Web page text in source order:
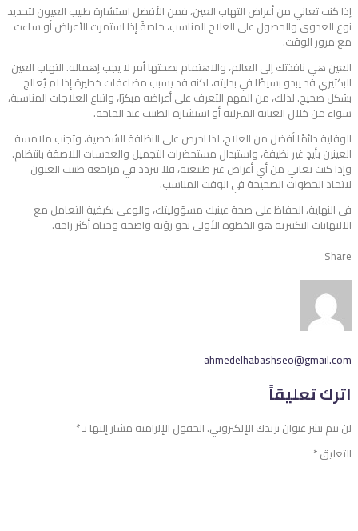
إذا كنت تعاني من أعراض التهاب العين، فمن الأفضل استشارة طبيب العيون لتحديد
نوع العدوى والحصول على العلاج المناسب، خاصةً إذا استمرت الأعراض أو ساءت
مع مرور الوقت.
العين هي نافذتك إلى العالم، والاهتمام بصحتها أمر لا يجب إهماله. التهاب العين
البكتيري قد يبدو بسيطًا في بدايته، لكنه قد يسبب مضاعفات خطيرة إذا لم يُعالج
بشكل صحيح. لذلك، من المهم التعرف على أعراضه مبكرًا، واتباع العلاجات المناسبة،
سواء من خلال العناية المنزلية أو استشارة الطبيب عند الحاجة.
الوقاية دائمًا أفضل من العلاج، لذا احرص على النظافة الشخصية، وتجنب ملامسة
العينين بأيدٍ غير نظيفة، واستبدال مستحضرات التجميل والعدسات اللاصقة بانتظام.
وإذا كنت تعاني من أي أعراض غير طبيعية، فلا تتردد في مراجعة طبيب العيون
لاتخاذ الخطوات الصحيحة في الوقت المناسب.
في النهاية، الحفاظ على صحة عينيك مسؤوليتك، والوعي بكيفية التعامل مع
الالتهابات البكتيرية هو الخطوة الأولى نحو رؤية واضحة وحياة أكثر راحة.
Share
ahmedelhabashseo@gmail.com
اترك تعليقاً
لن يتم نشر عنوان بريدك الإلكتروني. الحقول الإلزامية مشار إليها بـ*
التعليق*